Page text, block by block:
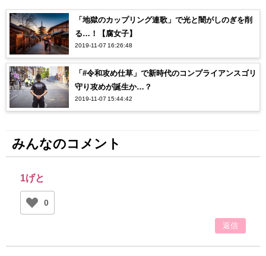
「地獄のカップリング連歌」で光と闇がしのぎを削
る…！【腐女子】
2019-11-07 16:26:48
「#令和攻め仕草」で新時代のコンプライアンスゴリ
守り攻めが誕生か…？
2019-11-07 15:44:42
みんなのコメント
1げと
0
返信